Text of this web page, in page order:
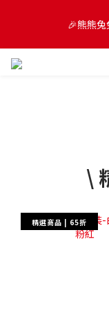
🎉熊熊
\
精選商品 | 65折